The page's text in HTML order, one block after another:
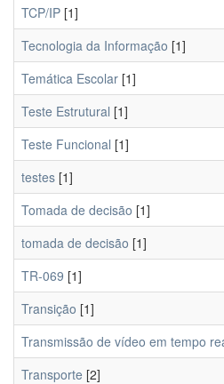
TCP/IP [1]
Tecnologia da Informação [1]
Temática Escolar [1]
Teste Estrutural [1]
Teste Funcional [1]
testes [1]
Tomada de decisão [1]
tomada de decisão [1]
TR-069 [1]
Transição [1]
Transmissão de vídeo em tempo
Transporte [2]